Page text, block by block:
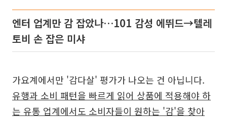
엔터 업계만 감 잡았나…101 감성 에뛰드→텔레
토비 손 잡은 미샤
가요계에서만 '감다살' 평가가 나오는 건 아닙니다.
유행과 소비 패턴을 빠르게 읽어 상품에 적용해야 하
는 유통 업계에서도 소비자들이 원하는 '감'을 찾아